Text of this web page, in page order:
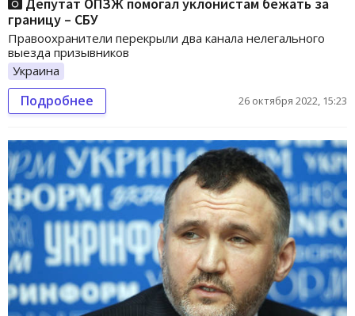
границу – СБУ
Правоохранители перекрыли два канала нелегального
выезда призывников
Украина
Подробнее 26 октября 2022, 15:23